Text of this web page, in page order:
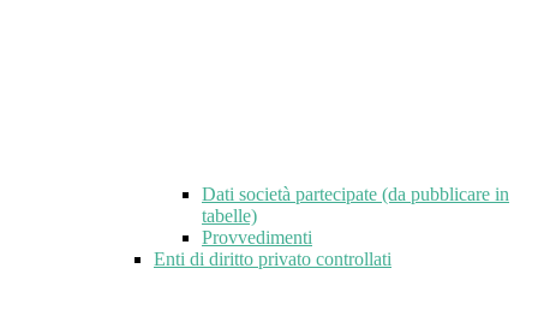
Dati società partecipate (da pubblicare in
tabelle)
Provvedimenti
Enti di diritto privato controllati